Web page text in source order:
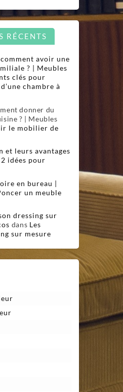
RÉCENTS
avoir une
? | Meubles
clés pour
chambre à
donner du
? | Meubles
le mobilier de
et leurs avantages
2 idées pour
en bureau |
un meuble
dressing sur
dans Les
sur mesure